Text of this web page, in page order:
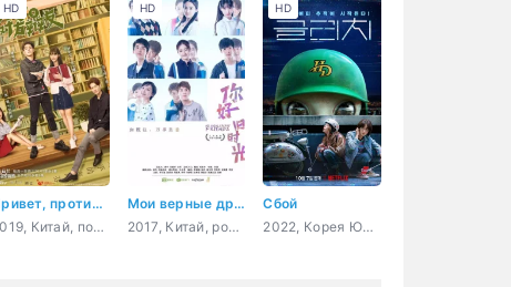
Привет, противник по дебатам
2019, Китай, повседневность, молодость
HD
Мои верные друзья
2017, Китай, романтика, повседневность, молодость
HD
Сбой
2022, Корея Южная, триллер, мистика, комедия, sci-fi
HD